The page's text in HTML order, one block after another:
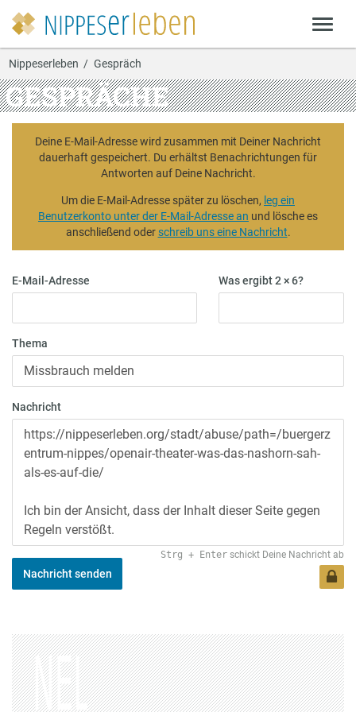
Nippeserleben Gespräch
GESPRÄCHE
Deine E-Mail-Adresse wird zusammen mit Deiner Nachricht
dauerhaft gespeichert. Du erhältst Benachrichtungen für
Antworten auf Deine Nachricht.
Um die E-Mail-Adresse später zu löschen, leg ein
Benutzerkonto unter der E-Mail-Adresse an und lösche es
anschließend oderschreib uns eine Nachricht.
E-Mail-Adresse Was ergibt 2 × 6?
Thema
Nachricht
Strg + Enter schickt Deine Nachricht ab
Nachricht senden